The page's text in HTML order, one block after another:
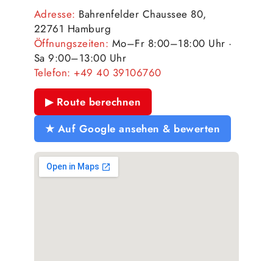
Adresse: Bahrenfelder Chaussee 80,
22761 Hamburg
Öffnungszeiten: Mo–Fr 8:00–18:00 Uhr ·
Sa 9:00–13:00 Uhr
Telefon: +49 40 39106760
▶ Route berechnen
★ Auf Google ansehen & bewerten